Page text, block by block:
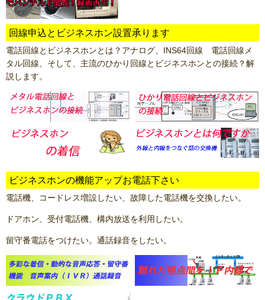
回線申込とビジネスホン設置承ります
電話回線とビジネスホンとは？アナログ、INS64回線 電話回線メ
タル回線、そして、主流のひかり回線とビジネスホンとの接続？解
説します。
ビジネスホンの機能アップお電話下さい
電話機、コードレス増設したい、故障した電話機を交換したい。
ドアホン、受付電話機、構内放送を利用したい。
留守番電話をつけたい。通話録音をしたい。